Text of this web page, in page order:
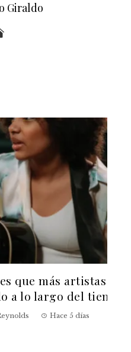
Giraldo
más artistas han
largo del tiempo
Hace 5 días